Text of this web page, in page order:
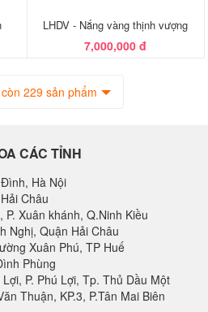
LHDV - Nắng vàng thịnh vượng
7,000,000 đ
229 sản phẩm
CÁC TỈNH
Hà Nội
Châu
Xuân khánh, Q.Ninh Kiều
Nghị, Quận Hải Châu
Xuân Phú, TP Huế
Phùng
P. Phú Lợi, Tp. Thủ Dầu Một
Thuận, KP.3, P.Tân Mai Biên